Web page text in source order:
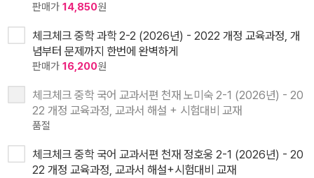
판매가 14,850원
체크체크 중학 과학 2-2 (2026년) - 2022 개정 교육과정, 개
념부터 문제까지 한번에 완벽하게
판매가 16,200원
체크체크 중학 국어 교과서편 천재 노미숙 2-1 (2026년) - 20
22 개정 교육과정, 교과서 해설 + 시험대비 교재
품절
체크체크 중학 국어 교과서편 천재 정호웅 2-1 (2026년) - 20
22 개정 교육과정, 교과서 해설+시험대비 교재